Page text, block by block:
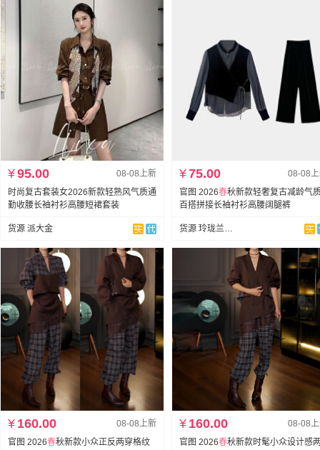
08-08上新
¥95.00
时尚复古套装女2026新款轻熟风气质通
勤收腰长袖衬衫高腰短裙套装
货源 派大金
08-08
¥75.00
官图 2026春秋新款轻奢复古减龄气
百搭拼接长袖衬衫高腰阔腿裤
货源 玲珑兰（全店现货）
08-08上新
¥ 160.00
官图 2026春秋新款小众正反两穿格纹
08-08
¥ 160.00
官图 2026春秋新款时髦小众设计感